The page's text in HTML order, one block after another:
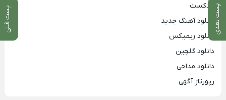
پست بعدی پست قبلی
پادکست
دانلود آهنگ جدید
دانلود ریمیکس
دانلود گلچین
دانلود مداحی
رپورتاژ آگهی